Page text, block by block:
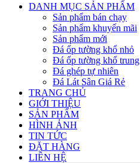
DANH MỤC SẢN PHẨM
Sản phẩm bán chạy
Sản phẩm khuyến mãi
Sản phẩm mới
Đá ốp tường khổ nhỏ
Đá ốp tường khổ trung
Đá ghép tự nhiên
Đá Lát Sân Giá Rẻ
TRANG CHỦ
GIỚI THIỆU
SẢN PHẨM
HÌNH ẢNH
TIN TỨC
ĐẶT HÀNG
LIÊN HỆ